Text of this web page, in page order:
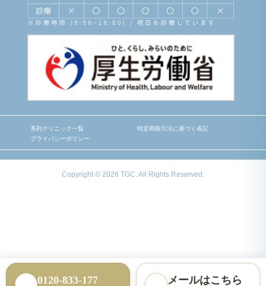
系列クリニック一覧
特定商取引法に基づく表記
プライバシーポリシー
Copyright © 2026 TGC. All Rights Reserved.
0120-833-177 メールはこちら